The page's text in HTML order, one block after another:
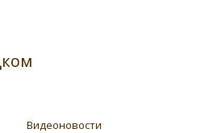
Видеоновости